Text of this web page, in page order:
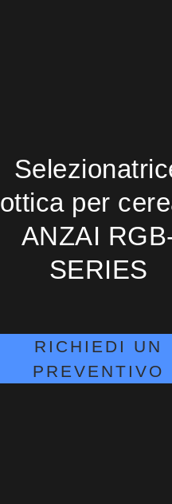
ottica per
ANZAI
SERIES
RICHIEDI UN
PREVENTIVO